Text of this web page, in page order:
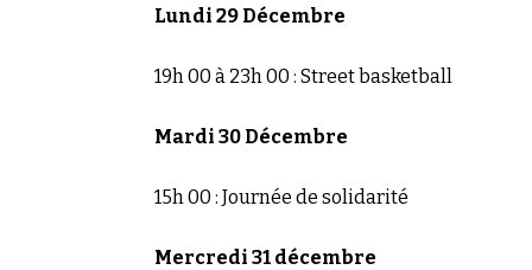
Lundi 29 Décembre
19h 00 à 23h 00 : Street basketball
Mardi 30 Décembre
15h 00 : Journée de solidarité
Mercredi 31 décembre